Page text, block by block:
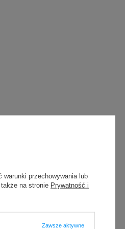
warunki przechowywania lub
na stronie Prywatność i
Zawsze aktywne